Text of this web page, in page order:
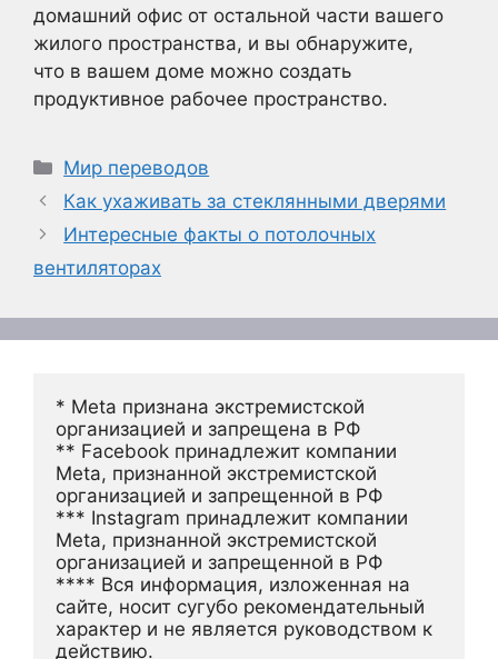
домашний офис от остальной части вашего
жилого пространства, и вы обнаружите,
что в вашем доме можно создать
продуктивное рабочее пространство.
Рубрики
Мир переводов
Как ухаживать за стеклянными дверями
Интересные факты о потолочных
вентиляторах
* Meta признана экстремистской
организацией и запрещена в РФ
** Facebook принадлежит компании
Meta, признанной экстремистской
организацией и запрещенной в РФ
*** Instagram принадлежит компании
Meta, признанной экстремистской
организацией и запрещенной в РФ
**** Вся информация, изложенная на
сайте, носит сугубо рекомендательный
характер и не является руководством к
действию.